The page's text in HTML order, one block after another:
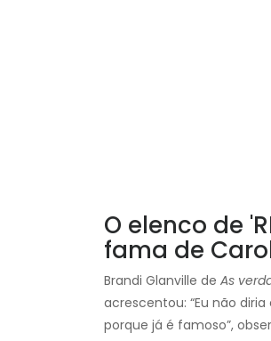
O elenco de
fama de
Brandi Glanville de As
acrescentou: “Eu não
porque já é famoso”,